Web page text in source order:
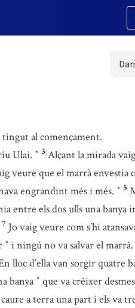
al començament.
Ulai. * 3 Alçant la mirada
veure que el marrà envestia
engrandint més i més. * 5
entre els dos ulls una banya
7 Jo vaig veure com s’hi
* i ningú no va salvar el marrà.
lloc d’ella van sorgir quatre
banya * que va créixer
a terra una part i els va